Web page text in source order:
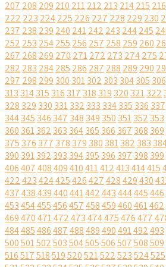
207 208 209 210 211212 213 214215 216
222 223 224225 226 227 228 229 230
237 238 239 240 241242 243 244245
252 253 254255 256 257 258 259 260
267 268 269 270 271272 273 274275
282 283 284285 286 287 288 289 290
297 298 299 300 301302 303 304305 306
313 314315 316 317 318 319 320 321322
328 329 330 331332 333 334335 336 337
344345 346 347 348 349 350 351352 353
360 361362 363 364365 366 367 368 369
375 376 377 378 379 380 381382 383
390 391392 393 394395 396 397 398 399
406407408409410411412413414415
422423424425426427428429430
437438439440441442443444445446
453454455456457458459460461462
469470471472473474475476477
484485486487488489490491492493
500501502503504505506507508509
516517518519520521522523524525